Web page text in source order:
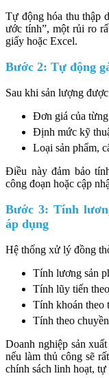
Tự động hóa thu thập
ước tính”, một rủi ro
giấy hoặc Excel.
Bước 2: Tự động
Sau khi sản lượng
Đơn giá của
Định mức kỹ
Loại sản phẩm,
Điều này đảm bảo
công đoạn hoặc cập
Bước 3: Tính
áp dụng
Hệ thống xử lý đồng
Tính lương sản
Tính lũy tiến
Tính khoán theo
Tính theo
Doanh nghiệp sản
nếu làm thủ công sẽ
chính sách linh hoạt,